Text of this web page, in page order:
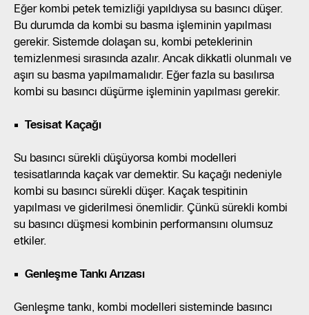
Eğer kombi petek temizliği yapıldıysa su basıncı düşer.
Bu durumda da kombi su basma işleminin yapılması
gerekir. Sistemde dolaşan su, kombi peteklerinin
temizlenmesi sırasında azalır. Ancak dikkatli olunmalı ve
aşırı su basma yapılmamalıdır. Eğer fazla su basılırsa
kombi su basıncı düşürme işleminin yapılması gerekir.
Tesisat Kaçağı
Su basıncı sürekli düşüyorsa kombi modelleri
tesisatlarında kaçak var demektir. Su kaçağı nedeniyle
kombi su basıncı sürekli düşer. Kaçak tespitinin
yapılması ve giderilmesi önemlidir. Çünkü sürekli kombi
su basıncı düşmesi kombinin performansını olumsuz
etkiler.
Genleşme Tankı Arızası
Genleşme tankı, kombi modelleri sisteminde basıncı